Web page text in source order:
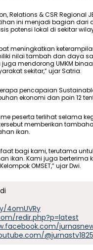
Relations & CSR Regional
ini menjadi bagian dari
potensi lokal di sekitar
meningkatkan
nilai tambah dan daya
juga mendorong UMKM
sekitar,” ujar Satria.
pencapaian
ekonomi dan poin 12
peserta terlihat selama
memberikan
ikan.
bagi kami, terutama
ikan. Kami juga
OMSET,” ujar Dwi.
4omUVRy
redir.php?p=latest